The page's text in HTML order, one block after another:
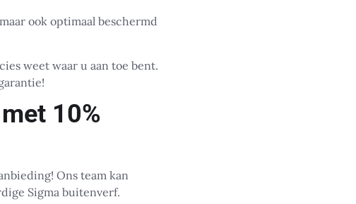
ook optimaal beschermd
weet waar u aan toe bent.
10%
Ons team kan
Sigma buitenverf.